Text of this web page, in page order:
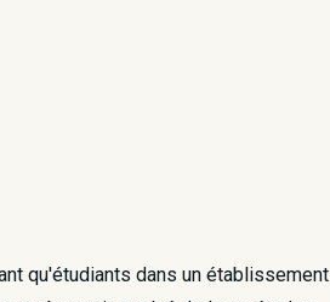
qu'étudiants dans un établissement